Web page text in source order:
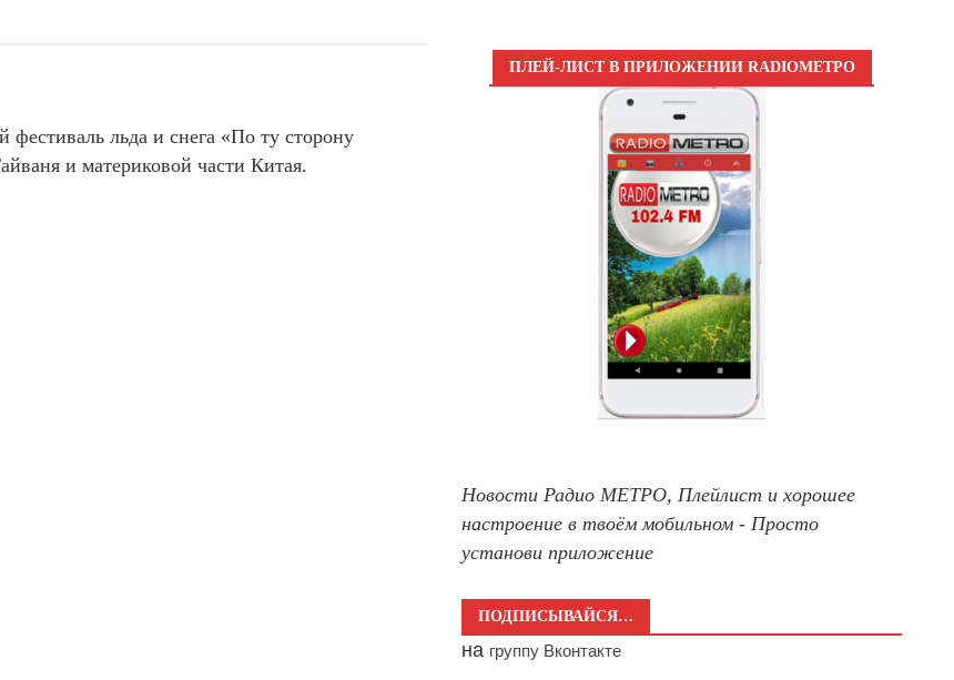
льда и снега «По ту сторону
и материковой части Китая.
ПЛЕЙ-ЛИСТ В ПРИЛОЖЕНИИ RADIOМЕТРО
Новости Радио МЕТРО, Плейлист и хорошее
настроение в твоём мобильном - Просто
установи приложение
ПОДПИСЫВАЙСЯ…
на группу Вконтакте